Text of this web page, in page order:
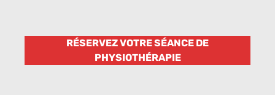
RÉSERVEZ VOTRE SÉANCE DE
PHYSIOTHÉRAPIE